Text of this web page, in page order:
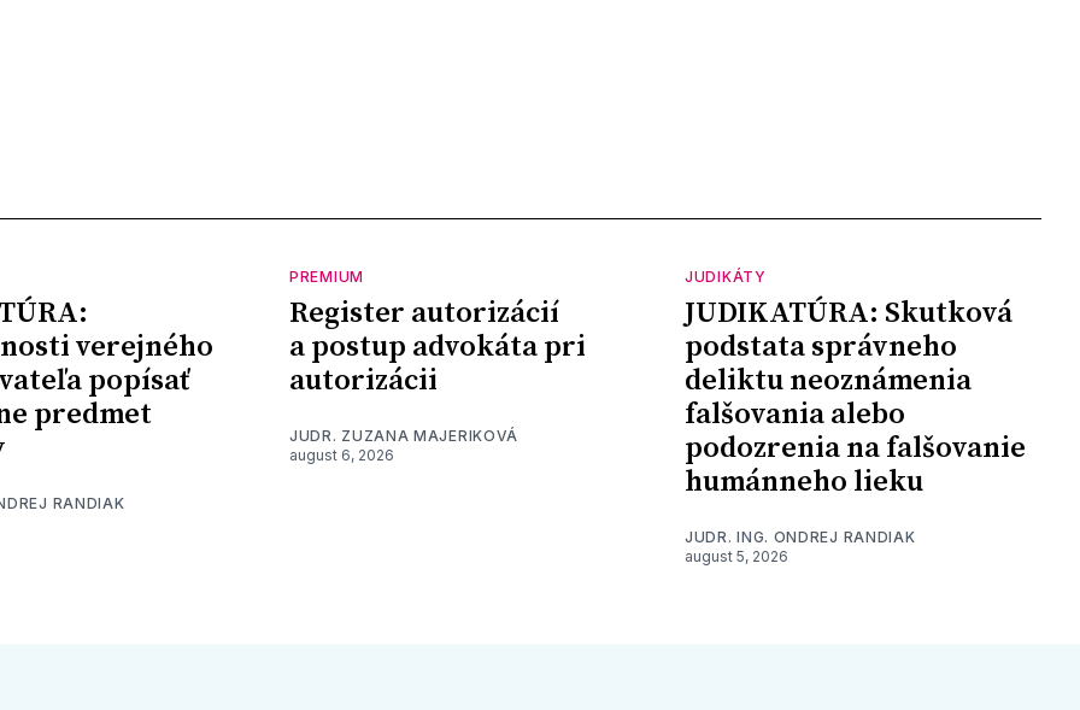
verejného
popísať
predmet
RANDIAK
PREMIUM
Register autorizácií
a postup advokáta pri
autorizácii
JUDR. ZUZANA MAJERIKOVÁ
august 6, 2026
JUDIKÁTY
JUDIKATÚRA: Skutková
podstata správneho
deliktu neoznámenia
falšovania alebo
podozrenia na falšovanie
humánneho lieku
JUDR. ING. ONDREJ RANDIAK
august 5, 2026